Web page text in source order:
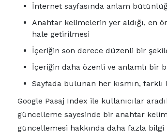
İnternet sayfasında anlam
Anahtar kelimelerin yer aldığı, en
hale getirilmesi
İçeriğin son derece düzenli bir
İçeriğin daha özenli ve anlamlı bir
Sayfada bulunan her kısmın,
Google Pasaj Index ile kullanıcılar
güncelleme sayesinde bir anahtar
güncellemesi hakkında daha fazla